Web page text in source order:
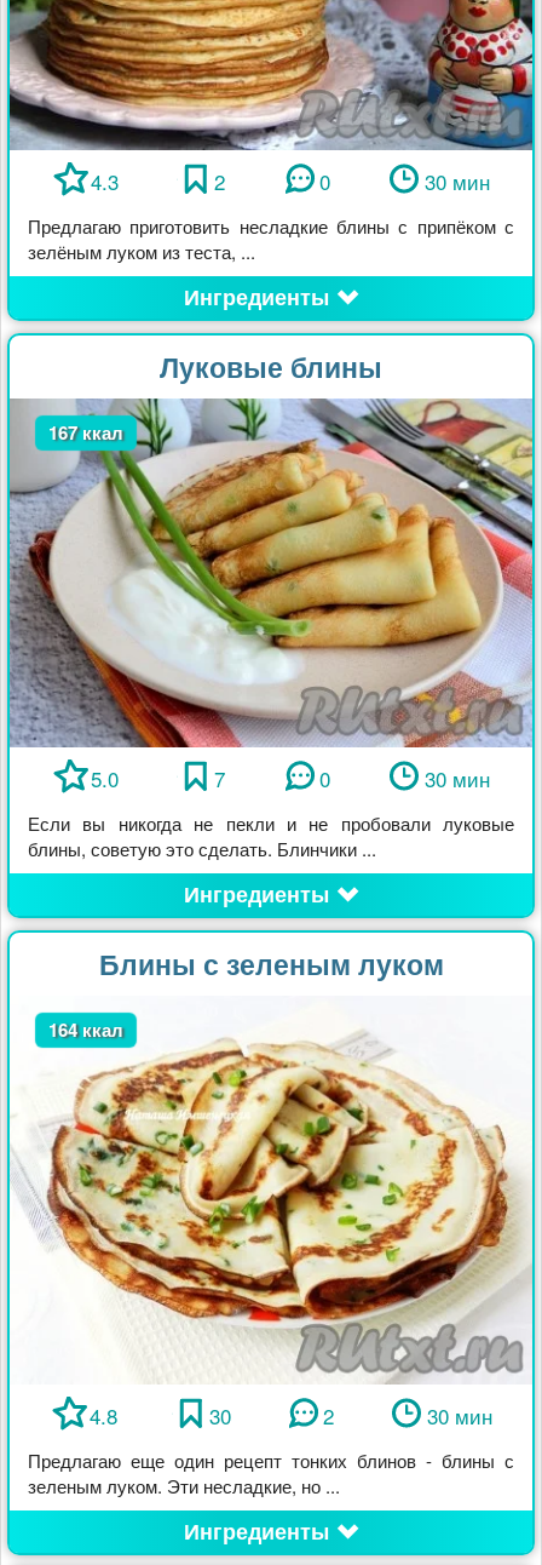
4.3 2 0 30 мин
Предлагаю приготовить несладкие блины с припёком с
зелёным луком из теста, ...
Ингредиенты
Луковые блины
167 ккал
5.0 7 0 30 мин
Если вы никогда не пекли и не пробовали луковые
блины, советую это сделать. Блинчики ...
Ингредиенты
Блины с зеленым луком
164 ккал
4.8 30 2 30 мин
Предлагаю еще один рецепт тонких блинов - блины с
зеленым луком. Эти несладкие, но ...
Ингредиенты